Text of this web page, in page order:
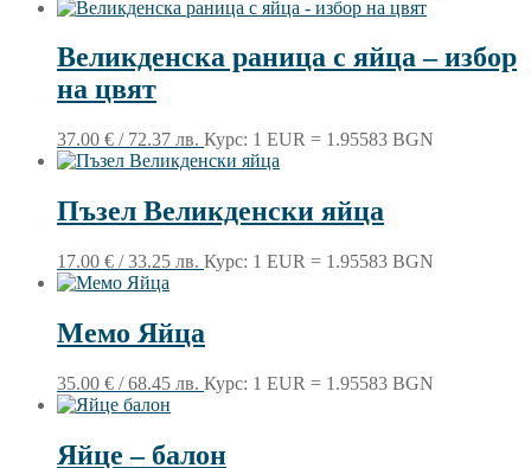
Великденска раница с яйца – избор
на цвят
37.00 € / 72.37 лв. Курс: 1 EUR = 1.95583 BGN
Пъзел Великденски яйца
17.00 € / 33.25 лв. Курс: 1 EUR = 1.95583 BGN
Мемо Яйца
35.00 € / 68.45 лв. Курс: 1 EUR = 1.95583 BGN
Яйце – балон